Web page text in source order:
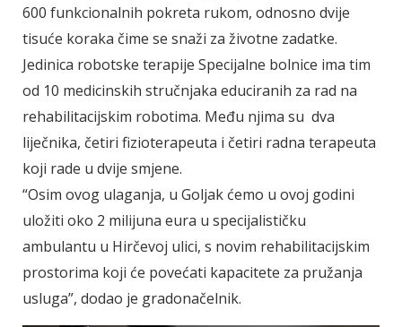
600 funkcionalnih pokreta rukom, odnosno dvije
tisuće koraka čime se snaži za životne zadatke.
Jedinica robotske terapije Specijalne bolnice ima tim
od 10 medicinskih stručnjaka educiranih za rad na
rehabilitacijskim robotima. Među njima su dva
liječnika, četiri fizioterapeuta i četiri radna terapeuta
koji rade u dvije smjene.
“Osim ovog ulaganja, u Goljak ćemo u ovoj godini
uložiti oko 2 milijuna eura u specijalističku
ambulantu u Hirčevoj ulici, s novim rehabilitacijskim
prostorima koji će povećati kapacitete za pružanja
usluga”, dodao je gradonačelnik.